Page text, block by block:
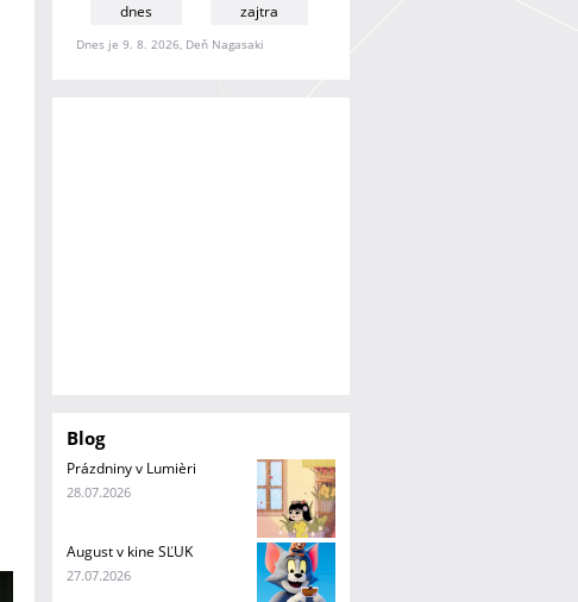
dnes zajtra
Dnes je 9. 8. 2026, Deň Nagasaki
Blog
Prázdniny v Lumièri
28.07.2026
August v kine SĽUK
27.07.2026